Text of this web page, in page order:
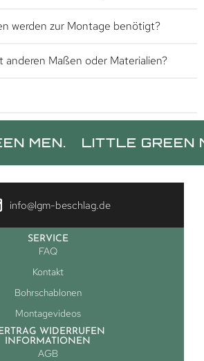
werden zur Montage benötigt?
anderen Maßen oder Materialien?
LITTLE GREEN MEN.
info@lgm-beschlag.de
SERVICE
FAQ
Kontakt
Bohrschablonen
Montagevideos
WIDERRUFEN
INFORMATIONEN
AGB